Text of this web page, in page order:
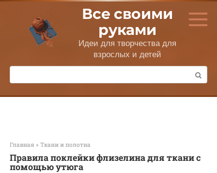
Перейти
контенту
Все своими
руками
Идеи для творчества для
взрослых и детей
Поиск:
Главная » Ткани и полотна
Правила поклейки флизелина для ткани с
помощью утюга